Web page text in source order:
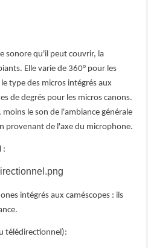
sonore qu'il peut couvrir, la
Elle varie de 360° pour les
type des micros intégrés aux
de degrés pour les micros canons.
le son de l'ambiance générale
provenant de l'axe du microphone.
:
intégrés aux caméscopes : ils